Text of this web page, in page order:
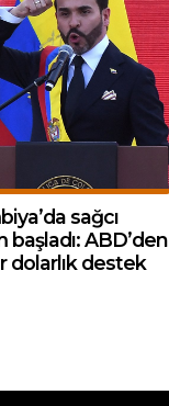
sağcı
başladı: ABD’den
dolarlık destek